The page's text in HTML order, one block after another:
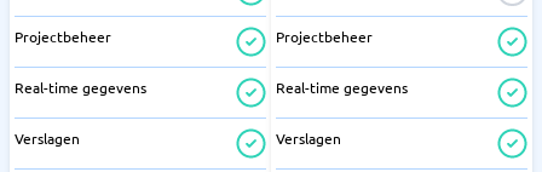
Projectbeheer
Real-time gegevens
Verslagen
Projectbeheer
Real-time gegevens
Verslagen